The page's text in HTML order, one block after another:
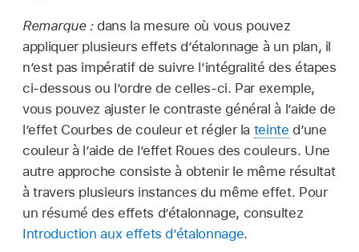
Remarque : dans la mesure où vous pouvez
appliquer plusieurs effets d’étalonnage à un plan, il
n’est pas impératif de suivre l’intégralité des étapes
ci-dessous ou l’ordre de celles-ci. Par exemple,
vous pouvez ajuster le contraste général à l’aide de
l’effet Courbes de couleur et régler la teinte d’une
couleur à l’aide de l’effet Roues des couleurs. Une
autre approche consiste à obtenir le même résultat
à travers plusieurs instances du même effet. Pour
un résumé des effets d’étalonnage, consultez
Introduction aux effets d’étalonnage.